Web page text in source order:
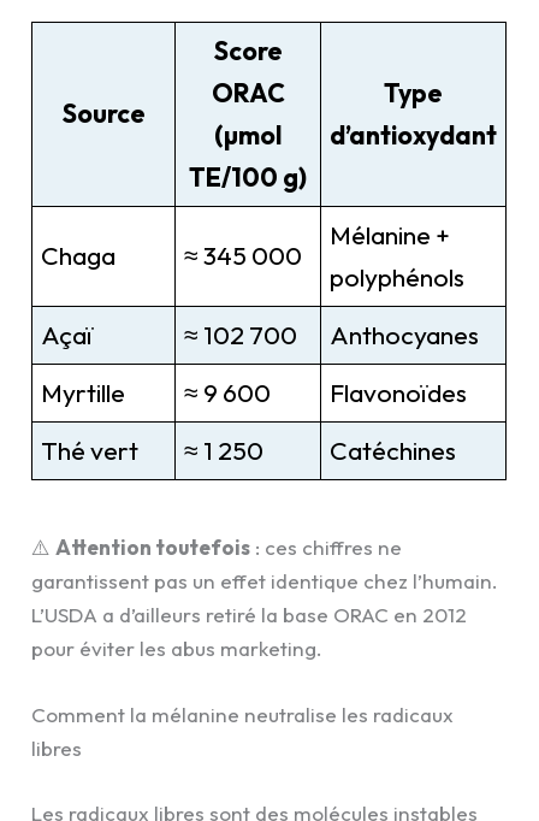
Source
Score
ORAC
(µmol
TE/100 g)
Type
d’antioxydant
Chaga ≈ 345 000
Mélanine +
polyphénols
Açaï
≈ 102 700
Anthocyanes
Myrtille
≈ 9 600
Flavonoïdes
Thé vert
≈ 1 250 Catéchines
⚠️ Attention toutefois : ces chiffres ne
garantissent pas un effet identique chez l’humain.
L’USDA a d’ailleurs retiré la base ORAC en 2012
pour éviter les abus marketing.
Comment la mélanine neutralise les radicaux
libres
Les radicaux libres sont des molécules instables